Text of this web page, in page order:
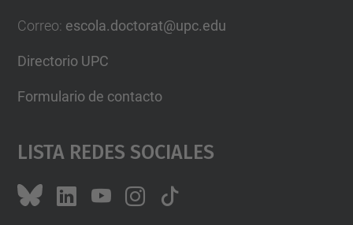
Correo: escola.doctorat@upc.edu
Directorio UPC
Formulario de contacto
Lista Redes Sociales